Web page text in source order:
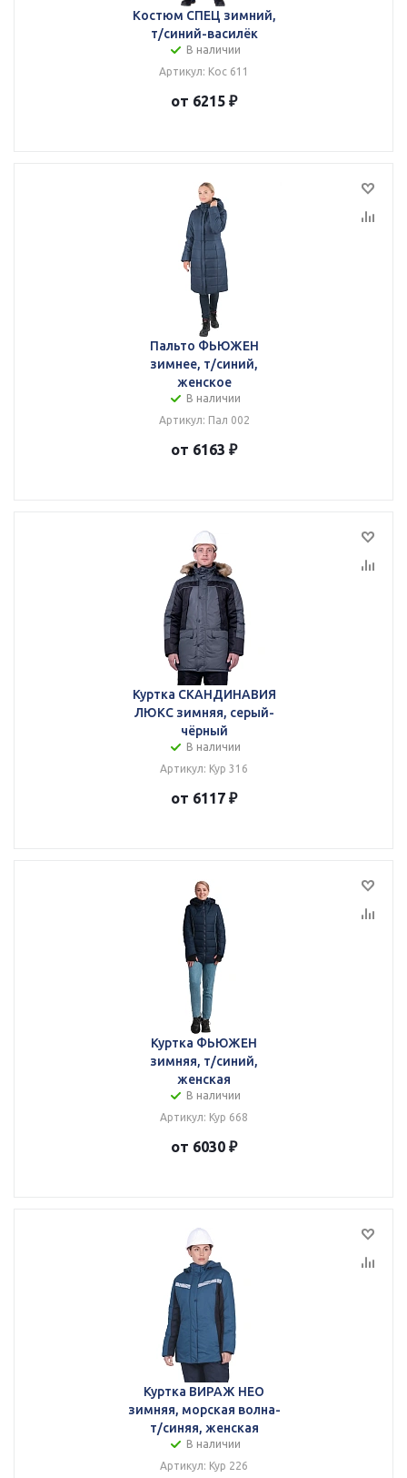
Костюм СПЕЦ зимний,
т/синий-василёк
В наличии
Артикул: Кос 611
от 6215 ₽
Пальто ФЬЮЖЕН
зимнее, т/синий,
женское
В наличии
Артикул: Пал 002
от 6163 ₽
Куртка СКАНДИНАВИЯ
ЛЮКС зимняя, серый-
чёрный
В наличии
Артикул: Кур 316
от 6117 ₽
Куртка ФЬЮЖЕН
зимняя, т/синий,
женская
В наличии
Артикул: Кур 668
от 6030 ₽
Куртка ВИРАЖ НЕО
зимняя, морская волна-
т/синяя, женская
В наличии
Артикул: Кур 226